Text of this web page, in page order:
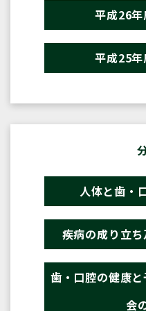
平成26年
平成25年
人体と歯・
疾病の成り立
歯・口腔の健康
会